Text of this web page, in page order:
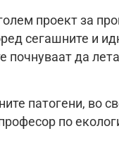
проект за
сегашните и
да
патогени, во
по